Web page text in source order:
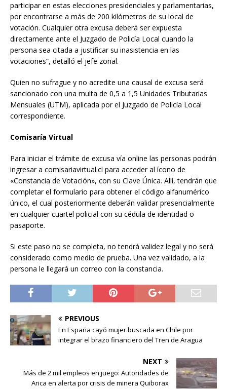
participar en estas elecciones presidenciales y parlamentarias,
por encontrarse a más de 200 kilómetros de su local de
votación. Cualquier otra excusa deberá ser expuesta
directamente ante el Juzgado de Policía Local cuando la
persona sea citada a justificar su inasistencia en las
votaciones”, detalló el jefe zonal.
Quien no sufrague y no acredite una causal de excusa será
sancionado con una multa de 0,5 a 1,5 Unidades Tributarias
Mensuales (UTM), aplicada por el Juzgado de Policía Local
correspondiente.
Comisaría Virtual
Para iniciar el trámite de excusa vía online las personas podrán
ingresar a comisariavirtual.cl para acceder al ícono de
«Constancia de Votación», con su Clave Única. Allí, tendrán que
completar el formulario para obtener el código alfanumérico
único, el cual posteriormente deberán validar presencialmente
en cualquier cuartel policial con su cédula de identidad o
pasaporte.
Si este paso no se completa, no tendrá validez legal y no será
considerado como medio de prueba. Una vez validado, a la
persona le llegará un correo con la constancia.
PREVIOUS
En España cayó mujer buscada en Chile por
integrar el brazo financiero del Tren de Aragua
NEXT
Más de 2 mil empleos en juego: Autoridades de
Arica en alerta por crisis de minera Quiborax